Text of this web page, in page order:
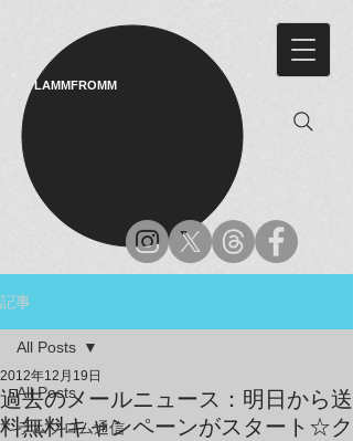
LAMMFROMM​
記事
All Posts
ラムフロム通信
All Posts
過去のメールニュース：明日から送
料無料キャンペーンがスタート☆ク
2012年12月19日